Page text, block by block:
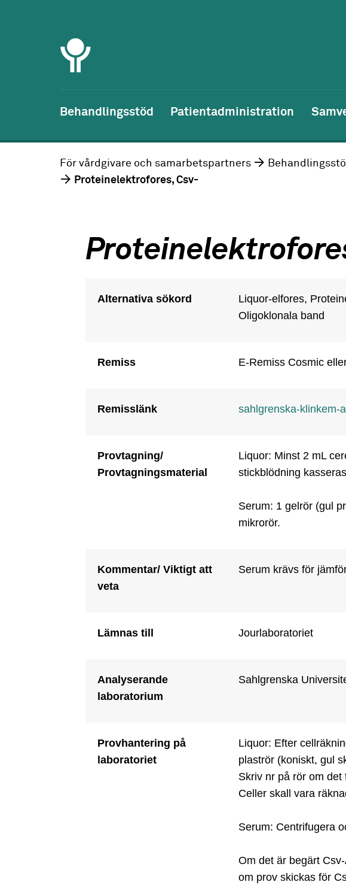
Behandlingsstöd Patientadministration
För vårdgivare och samarbetspartners
Proteinelektrofores, Csv-
Alternativa sökord
Liquor-elfores,
Oligoklonala band
Remiss E-Remiss Cosmic
Remisslänk sahlgrenska-klinkem-
Provtagning/
Provtagningsmaterial
Liquor: Minst 2 mL
stickblödning
Serum: 1 gelrör (gul
mikrorör.
Kommentar/ Viktigt att
veta
Serum krävs för
Lämnas till Jourlaboratoriet
Analyserande
laboratorium
Sahlgrenska
Provhantering på
laboratoriet
Liquor: Efter
plaströr (koniskt, gul
Skriv nr på rör om
Celler skall vara
Serum: Centrifugera
Om det är begärt
om prov skickas för